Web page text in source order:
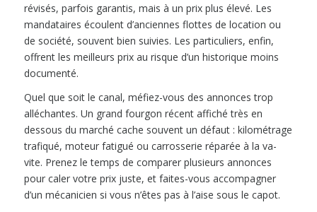
révisés, parfois garantis, mais à un prix plus élevé. Les
mandataires écoulent d’anciennes flottes de location ou
de société, souvent bien suivies. Les particuliers, enfin,
offrent les meilleurs prix au risque d’un historique moins
documenté.
Quel que soit le canal, méfiez-vous des annonces trop
alléchantes. Un grand fourgon récent affiché très en
dessous du marché cache souvent un défaut : kilométrage
trafiqué, moteur fatigué ou carrosserie réparée à la va-
vite. Prenez le temps de comparer plusieurs annonces
pour caler votre prix juste, et faites-vous accompagner
d’un mécanicien si vous n’êtes pas à l’aise sous le capot.